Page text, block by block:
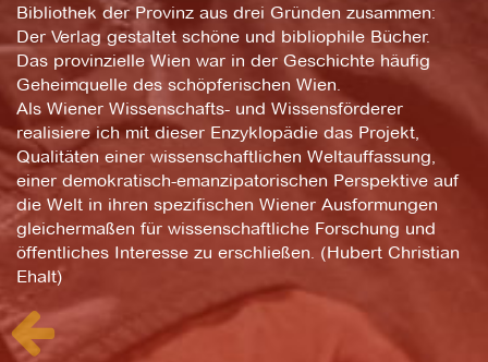
Bibliothek der Provinz aus drei Gründen zusammen:
Der Verlag gestaltet schöne und bibliophile Bücher.
Das provinzielle Wien war in der Geschichte häufig
Geheimquelle des schöpferischen Wien.
Als Wiener Wissenschafts- und Wissensförderer
realisiere ich mit dieser Enzyklopädie das Projekt,
Qualitäten einer wissenschaftlichen Weltauffassung,
einer demokratisch-emanzipatorischen Perspektive auf
die Welt in ihren spezifischen Wiener Ausformungen
gleichermaßen für wissenschaftliche Forschung und
öffentliches Interesse zu erschließen. (Hubert Christian
Ehalt)